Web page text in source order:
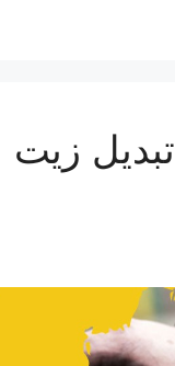
تبديل زيت السيارة قرطبة 99007355 تبديل زيت